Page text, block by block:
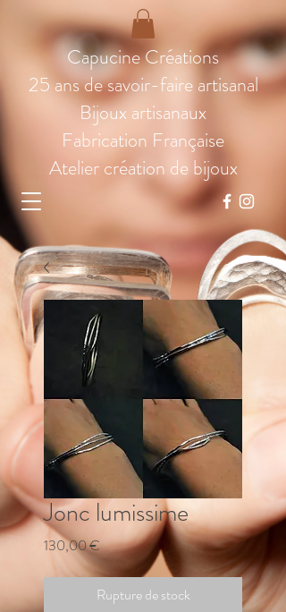
Capucine Créations
25 ans de savoir-faire artisanal
Bijoux artisanaux
Fabrication Française
Atelier création de bijoux
Jonc lumissime
130,00 €Prix
Rupture de stock